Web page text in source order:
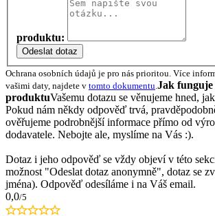
produktu:
Odeslat dotaz
Ochrana osobních údajů je pro nás prioritou. Více
vašimi daty, najdete v tomto dokumentu.Jak funguje
produktuVašemu dotazu se věnujeme hned,
Pokud nám někdy odpověď trvá,
ověřujeme podrobnější informace přímo od
dodavatele. Nebojte ale, myslíme na Vás :).
Dotaz i jeho odpověď se vždy objeví v této
možnost "Odeslat dotaz anonymně", dotaz se
jména). Odpověď odesíláme i na Váš email.
0,0/5